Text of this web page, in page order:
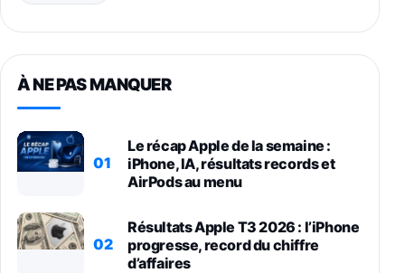
À NE PAS MANQUER
01
Le récap Apple de la semaine :
iPhone, IA, résultats records et
AirPods au menu
02
Résultats Apple T3 2026 : l’iPhone
progresse, record du chiffre
d’affaires